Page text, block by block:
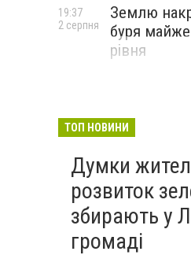
Землю
буря
рівня
19:37
2 серпня
ТОП НОВИНИ
Думки
розвиток
збирають у
громаді